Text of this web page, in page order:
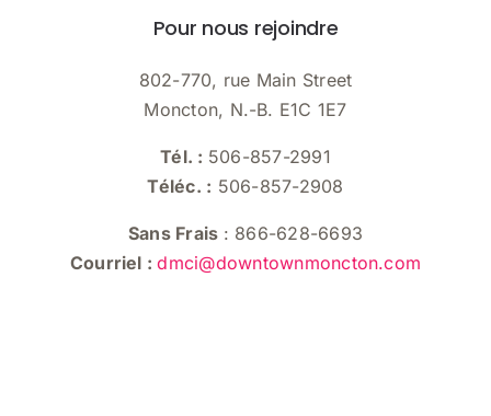
Pour nous rejoindre
802-770, rue Main Street
Moncton, N.-B. E1C 1E7
Tél. : 506-857-2991
Téléc. : 506-857-2908
Sans Frais : 866-628-6693
Courriel :dmci@downtownmoncton.com